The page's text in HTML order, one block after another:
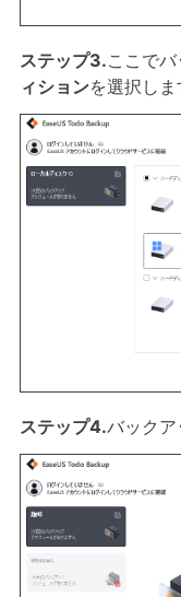
ステップ3.ここで
ィションを選択しま
ステップ4.バックア